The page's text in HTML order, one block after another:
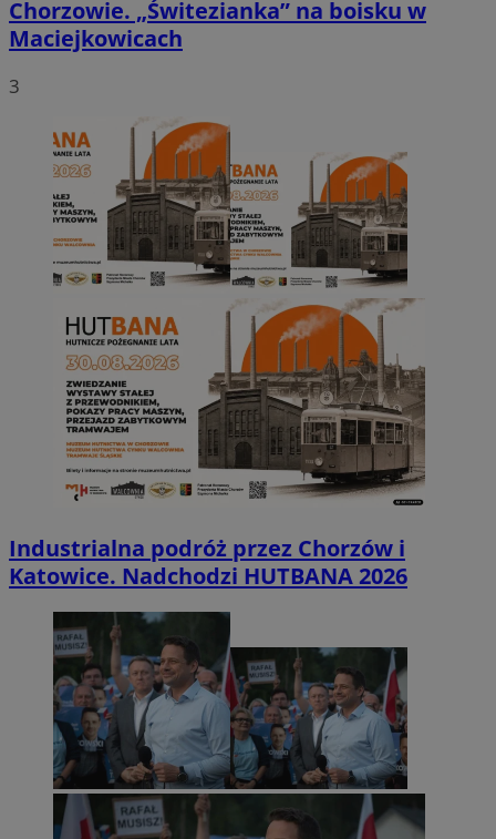
Chorzowie. „Świtezianka” na boisku w
Maciejkowicach
3
Industrialna podróż przez Chorzów i
Katowice. Nadchodzi HUTBANA 2026